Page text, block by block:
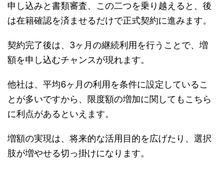
申し込みと書類審査、この二つを乗り越えると、後
は在籍確認を済ませるだけで正式契約に進みます。
契約完了後は、3ヶ月の継続利用を行うことで、増
額を申し込むチャンスが現れます。
他社は、平均6ヶ月の利用を条件に設定しているこ
とが多いですから、限度額の増加に関してもこちら
に利点があるといえます。
増額の実現は、将来的な活用目的を広げたり、選択
肢が増やせる切っ掛けになります。